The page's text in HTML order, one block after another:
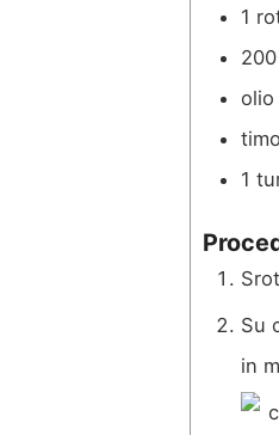
1
200
olio
timo
1
Su
in